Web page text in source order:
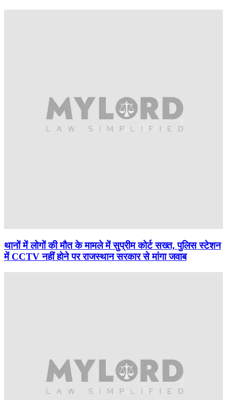
थानों में लोगों की मौत के मामले में सुप्रीम कोर्ट सख्त, पुलिस स्टेशन
में CCTV नहीं होने पर राजस्थान सरकार से मांगा जवाब